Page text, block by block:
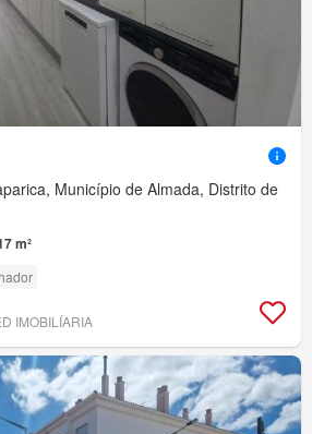
Município de Almada, Distrito de
m²
IMOBILÍARIA